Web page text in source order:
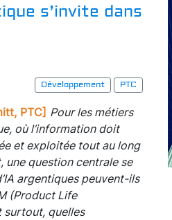
s’invite dans
Développement
PTC
PTC] Pour les métiers
où l’information doit
et exploitée tout au long
une question centrale se
argentiques peuvent-ils
(Product Life
surtout, quelles